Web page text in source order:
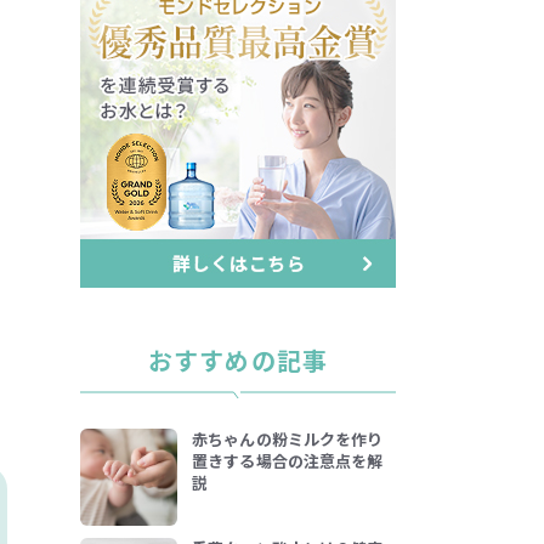
おすすめの記事
赤ちゃんの粉ミルクを作り
置きする場合の注意点を解
説